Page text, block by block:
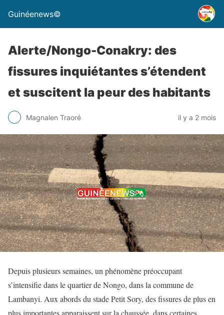
Guinéenews©
Alerte/Nongo-Conakry: des
fissures inquiétantes s’étendent
et suscitent la peur des habitants
Magnalen Traoré il y a 2 mois
Depuis plusieurs semaines, un phénomène préoccupant
s’intensifie dans le quartier de Nongo, dans la commune de
Lambanyi. Aux abords du stade Petit Sory, des fissures de plus en